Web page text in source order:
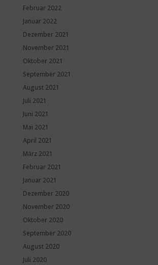
Februar 2022
Januar 2022
Dezember 2021
November 2021
Oktober 2021
September 2021
August 2021
Juli 2021
Juni 2021
Mai 2021
April 2021
März 2021
Februar 2021
Januar 2021
Dezember 2020
November 2020
Oktober 2020
September 2020
August 2020
Juli 2020